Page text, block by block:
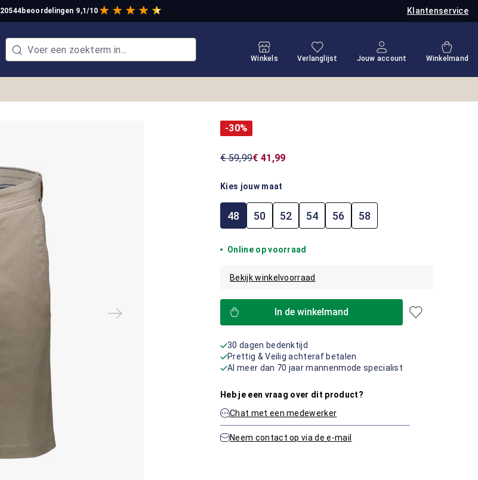
Klantenservice
20544beoordelingen 9,1/10
Winkels
Je hebt 0 items op je verlanglijstje
Verlanglijst Jouw account Winkelmand
-30%
€ 59,99€ 41,99
Kies jouw maat
48 50 52 54 56 58
Online op voorraad
Bekijk winkelvoorraad
In de winkelmand
30 dagen bedenktijd
Prettig & Veilig achteraf betalen
Al meer dan 70 jaar mannenmode specialist
Heb je een vraag over dit product?
Chat met een medewerker
Neem contact op via de e-mail